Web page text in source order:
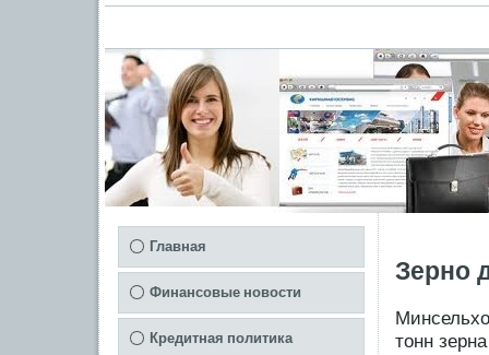
Главная
Финансовые новости
Кредитная политика
Зерно
тонн